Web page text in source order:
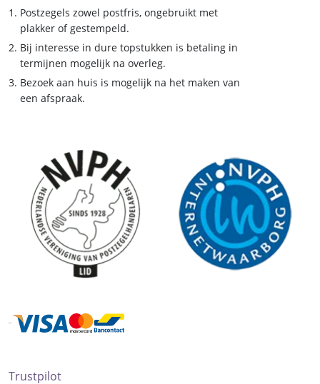
Postzegels zowel postfris, ongebruikt met
plakker of gestempeld.
Bij interesse in dure topstukken is betaling in
termijnen mogelijk na overleg.
Bezoek aan huis is mogelijk na het maken van
een afspraak.
Trustpilot